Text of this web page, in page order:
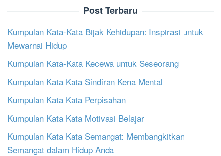
Post Terbaru
Kumpulan Kata-Kata Bijak Kehidupan: Inspirasi untuk
Mewarnai Hidup
Kumpulan Kata-Kata Kecewa untuk Seseorang
Kumpulan Kata Kata Sindiran Kena Mental
Kumpulan Kata Kata Perpisahan
Kumpulan Kata Kata Motivasi Belajar
Kumpulan Kata Kata Semangat: Membangkitkan
Semangat dalam Hidup Anda